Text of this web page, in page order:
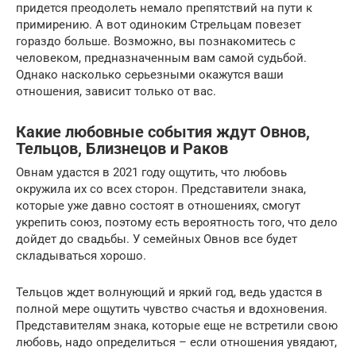
придется преодолеть немало препятствий на пути к
примирению. А вот одиноким Стрельцам повезет
гораздо больше. Возможно, вы познакомитесь с
человеком, предназначенным вам самой судьбой.
Однако насколько серьезными окажутся ваши
отношения, зависит только от вас.
Какие любовные события ждут Овнов,
Тельцов, Близнецов и Раков
Овнам удастся в 2021 году ощутить, что любовь
окружила их со всех сторон. Представители знака,
которые уже давно состоят в отношениях, смогут
укрепить союз, поэтому есть вероятность того, что дело
дойдет до свадьбы. У семейных Овнов все будет
складываться хорошо.
Тельцов ждет волнующий и яркий год, ведь удастся в
полной мере ощутить чувство счастья и вдохновения.
Представителям знака, которые еще не встретили свою
любовь, надо определиться – если отношения увядают,